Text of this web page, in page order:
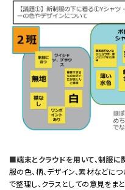
■端末とクラウドを用いて、制服
服の色、柄、デザイン、素材など
で整理し、クラスとしての意見をまと